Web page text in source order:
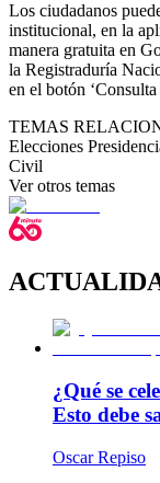
Los ciudadanos
institucional, en la
manera gratuita en
la Registraduría
en el botón
TEMAS
Elecciones
Civil
Ver otros temas
¿Qué se
Esto debe
Oscar Repiso